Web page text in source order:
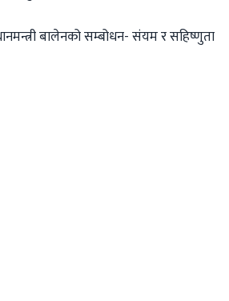
बालेनको सम्बोधन- संयम र सहिष्णुता